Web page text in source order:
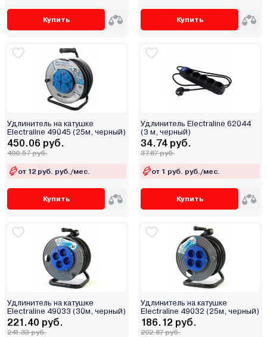
Купить Купить
Удлинитель на катушке
Electraline 49045 (25м, черный)
450.06 руб.
490.57 руб.
от 12 руб. руб./мес.
Купить
Удлинитель Electraline 62044
(3 м, черный)
34.74 руб.
37.87 руб.
от 1 руб. руб./мес.
Купить
Удлинитель на катушке
Electraline 49033 (30м, черный)
221.40 руб.
241.33 руб.
Удлинитель на катушке
Electraline 49032 (25м, черный)
186.12 руб.
202.87 руб.